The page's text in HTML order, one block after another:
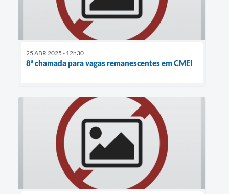
25 ABR 2025 - 12h30
8ª chamada para vagas remanescentes em CMEI